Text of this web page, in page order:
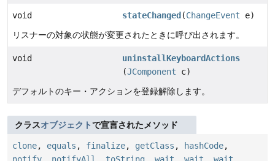
void stateChanged (ChangeEvent e)
リスナーの対象の状態が変更されたときに呼び出されます。
void
uninstallKeyboardActions
(JComponent c)
デフォルトのキー・アクションを登録解除します。
クラスオブジェクトで宣言されたメソッド
clone, equals , finalize, getClass , hashCode,